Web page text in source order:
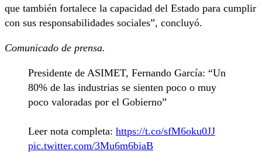
que también fortalece la capacidad del Estado para cumplir
con sus responsabilidades sociales”, concluyó.
Comunicado de prensa.
Presidente de ASIMET, Fernando García: “Un
80% de las industrias se sienten poco o muy
poco valoradas por el Gobierno”
Leer nota completa: https://t.co/sfM6oku0JJ
pic.twitter.com/3Mu6m6biaB